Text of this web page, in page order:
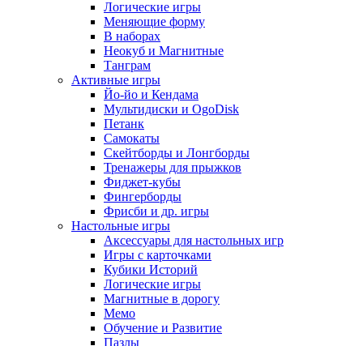
Логические игры
Меняющие форму
В наборах
Неокуб и Магнитные
Танграм
Активные игры
Йо-йо и Кендама
Мультидиски и OgoDisk
Петанк
Самокаты
Скейтборды и Лонгборды
Тренажеры для прыжков
Фиджет-кубы
Фингерборды
Фрисби и др. игры
Настольные игры
Аксессуары для настольных игр
Игры с карточками
Кубики Историй
Логические игры
Магнитные в дорогу
Мемо
Обучение и Развитие
Пазлы